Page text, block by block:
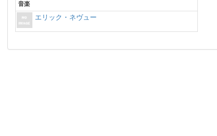
音楽
エリック・ネヴュー